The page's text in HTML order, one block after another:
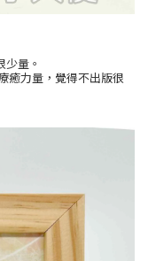
量。
癒力量，覺得不出版很